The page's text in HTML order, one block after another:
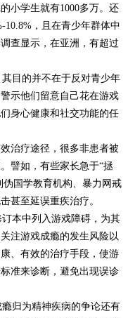
小学生就有1000多万。还
10.8%，且在青少年群体中
查显示，在亚洲，有超过
目的并不在于反对青少年
示他们留意自己花在游戏
身心健康和社交功能的任
治疗途径，很多非患者被
譬如，有些家长急于“拯
伪国学教育机构、暴力网戒
甚至延误重疾治疗。
本中列入游戏障碍，为其
注游戏成瘾的发生风险以
、有效的治疗手段，使游
准来诊断，避免出现误诊
归为精神疾病的争论还有